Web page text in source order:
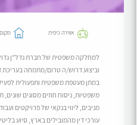
אווירה כיפית
למחלקה משפטית של חברת נדל"ן
וביצוע דרוש/ה טרום/מתמחה בעריכת
במתן מעטפת משפטית ותפעולית
משפטיות, ניסוח חוזים מסוגים שונים,
מניבים, ליווי בנקאי של פרויקטים
עורכי דין מהמובילים בארץ, סיוע